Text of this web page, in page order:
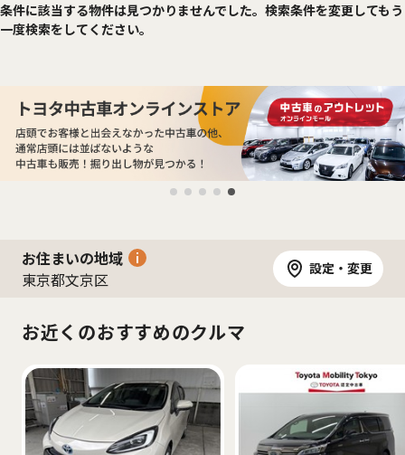
条件に該当する物件は見つかりませんでした。検索条件を変更してもう
一度検索をしてください。
お住まいの地域
東京都文京区
設定・変更
お近くのおすすめのクルマ